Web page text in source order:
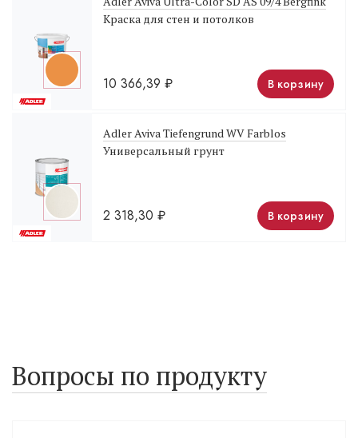
Краска для стен и потолков
10 366,39 ₽ В корзину
Adler Aviva Tiefengrund WV Farblos
Универсальный грунт
2 318,30 ₽ В корзину
Вопросы по продукту